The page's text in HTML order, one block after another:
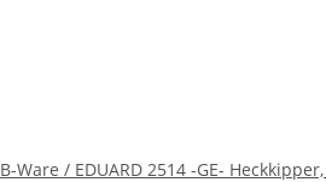
B-Ware / EDUARD 2514 -GE-